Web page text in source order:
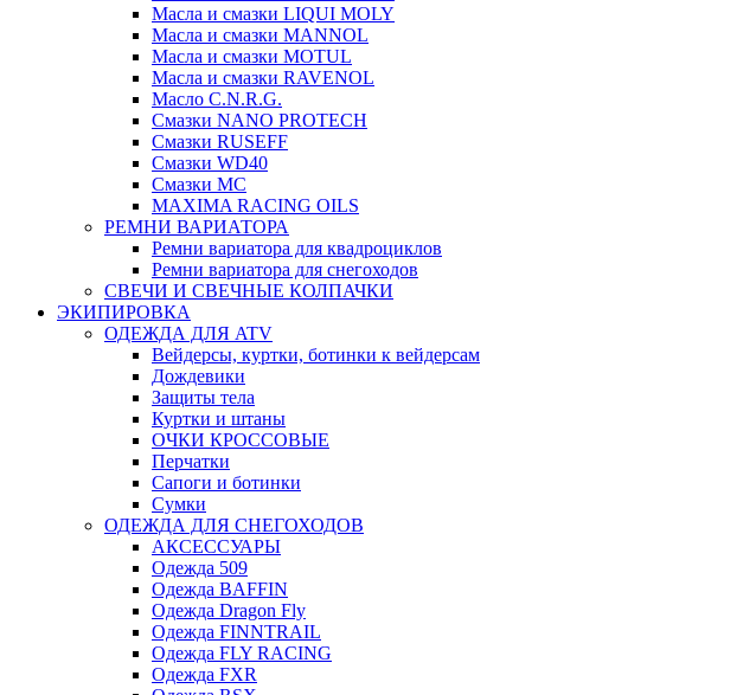
Масла и смазки LIQUI MOLY
Масла и смазки MANNOL
Масла и смазки MOTUL
Масла и смазки RAVENOL
Масло C.N.R.G.
Смазки NANO PROTECH
Смазки RUSEFF
Смазки WD40
Смазки МС
MAXIMA RACING OILS
РЕМНИ ВАРИАТОРА
Ремни вариатора для квадроциклов
Ремни вариатора для снегоходов
СВЕЧИ И СВЕЧНЫЕ КОЛПАЧКИ
ЭКИПИРОВКА
ОДЕЖДА ДЛЯ ATV
Вейдерсы, куртки, ботинки к вейдерсам
Дождевики
Защиты тела
Куртки и штаны
ОЧКИ КРОССОВЫЕ
Перчатки
Сапоги и ботинки
Сумки
ОДЕЖДА ДЛЯ СНЕГОХОДОВ
АКСЕССУАРЫ
Одежда 509
Одежда BAFFIN
Одежда Dragon Fly
Одежда FINNTRAIL
Одежда FLY RACING
Одежда FXR